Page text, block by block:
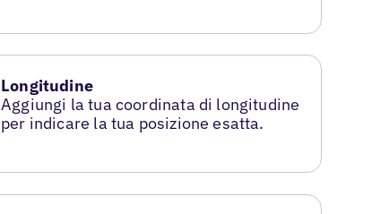
Longitudine
Aggiungi la tua coordinata di longitudine
per indicare la tua posizione esatta.